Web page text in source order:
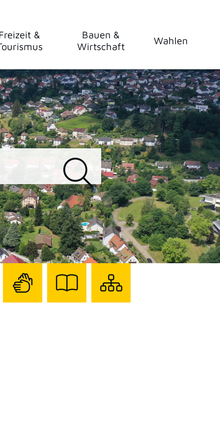
&
Bauen &
Wirtschaft
Wahlen